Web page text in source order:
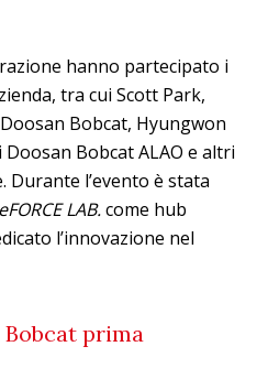
hanno partecipato i
tra cui Scott Park,
Bobcat, Hyungwon
Bobcat ALAO e altri
l’evento è stata
eFORCE LAB.come hub
l’innovazione nel
prima